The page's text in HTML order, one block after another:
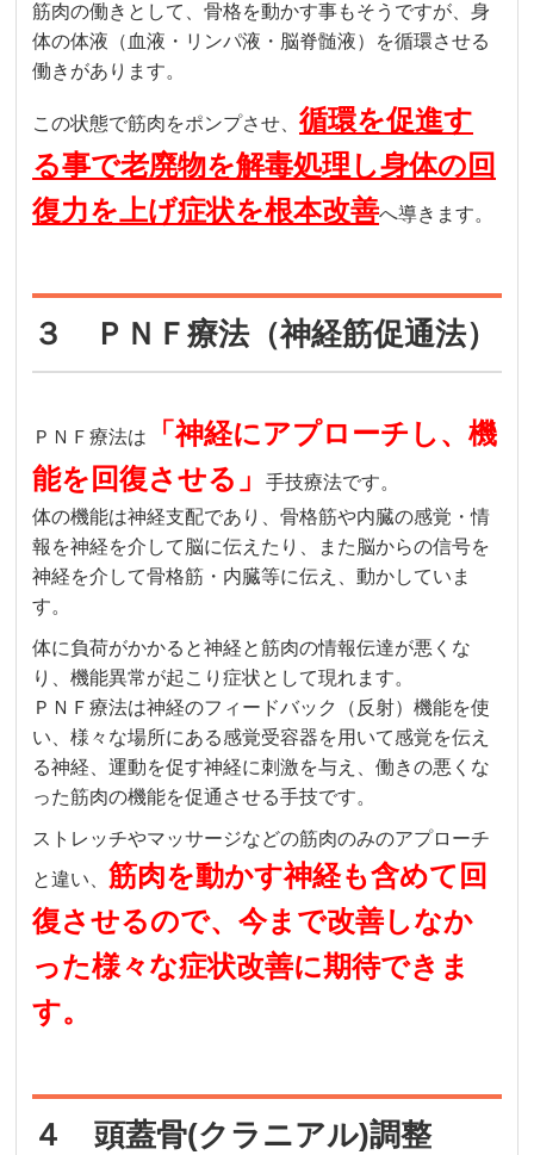
筋肉の働きとして、骨格を動かす事もそうですが、身
体の体液（血液・リンパ液・脳脊髄液）を循環させる
働きがあります。
この状態で筋肉をポンプさせ、循環を促進す
る事で老廃物を解毒処理し身体の回
復力を上げ症状を根本改善へ導きます。
３ ＰＮＦ療法（神経筋促通法）
ＰＮＦ療法は
「神経にアプローチし、機
能を回復させる」手技療法です。
体の機能は神経支配であり、骨格筋や内臓の感覚・情
報を神経を介して脳に伝えたり、また脳からの信号を
神経を介して骨格筋・内臓等に伝え、動かしていま
す。
体に負荷がかかると神経と筋肉の情報伝達が悪くな
り、機能異常が起こり症状として現れます。
ＰＮＦ療法は神経のフィードバック（反射）機能を使
い、様々な場所にある感覚受容器を用いて感覚を伝え
る神経、運動を促す神経に刺激を与え、働きの悪くな
った筋肉の機能を促通させる手技です。
ストレッチやマッサージなどの筋肉のみのアプローチ
と違い、 筋肉を動かす神経も含めて回
復させるので、今まで改善しなか
った様々な症状改善に期待できま
す。
４ 頭蓋骨(クラニアル)調整